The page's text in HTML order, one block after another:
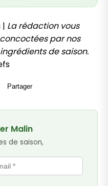
| La rédaction vous
par nos
de saison.
Partager
Malin
de saison,